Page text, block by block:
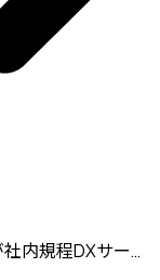
内規程DXサー…